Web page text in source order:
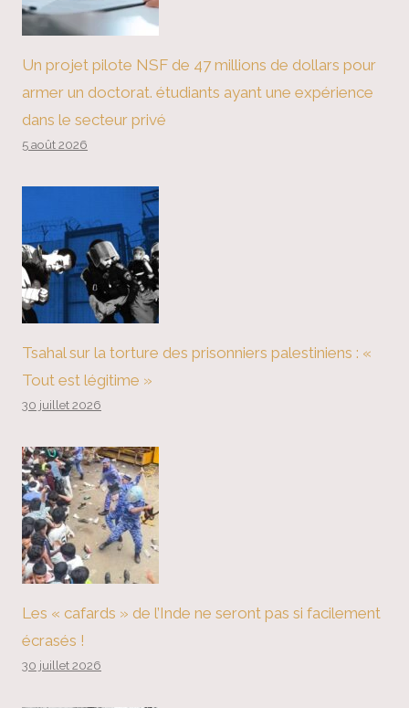
Un projet pilote NSF de 47 millions de dollars pour
armer un doctorat. étudiants ayant une expérience
dans le secteur privé
5 août 2026
Tsahal sur la torture des prisonniers palestiniens : «
Tout est légitime »
30 juillet 2026
Les « cafards » de l’Inde ne seront pas si facilement
écrasés !
30 juillet 2026